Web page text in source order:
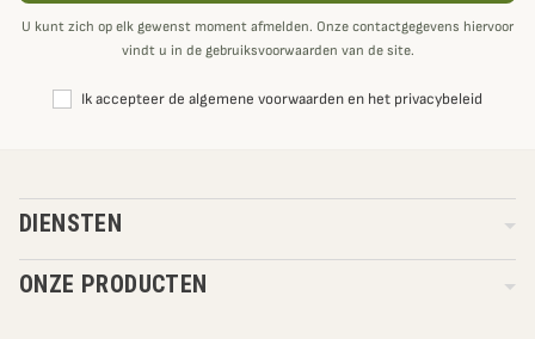
U kunt zich op elk gewenst moment afmelden. Onze contactgegevens hiervoor
vindt u in de gebruiksvoorwaarden van de site.
Ik accepteer de algemene voorwaarden en het privacybeleid
DIENSTEN
ONZE PRODUCTEN